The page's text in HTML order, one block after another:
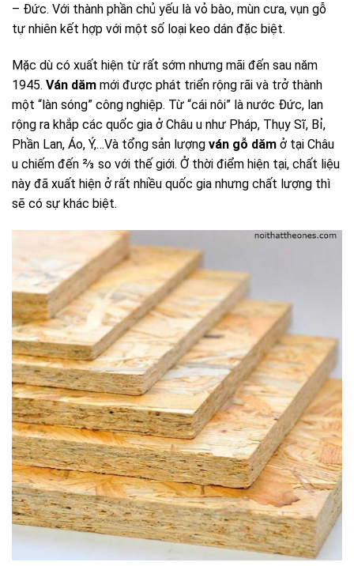
– Đức. Với thành phần chủ yếu là vỏ bào, mùn cưa, vụn gỗ
tự nhiên kết hợp với một số loại keo dán đặc biệt.
Mặc dù có xuất hiện từ rất sớm nhưng mãi đến sau năm
1945. Ván dăm mới được phát triển rộng rãi và trở thành
một “làn sóng” công nghiệp. Từ “cái nôi” là nước Đức, lan
rộng ra khắp các quốc gia ở Châu u như Pháp, Thụy Sĩ, Bỉ,
Phần Lan, Áo, Ý,…Và tổng sản lượng ván gỗ dăm ở tại Châu
u chiếm đến ⅔ so với thế giới. Ở thời điểm hiện tại, chất liệu
này đã xuất hiện ở rất nhiều quốc gia nhưng chất lượng thì
sẽ có sự khác biệt.